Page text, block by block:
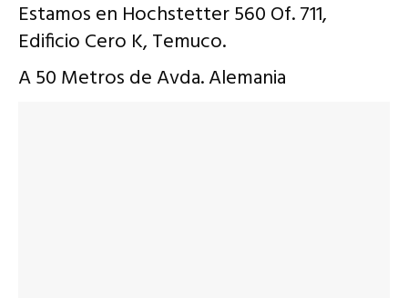
Estamos en Hochstetter 560 Of. 711,
Edificio Cero K, Temuco.
A 50 Metros de Avda. Alemania